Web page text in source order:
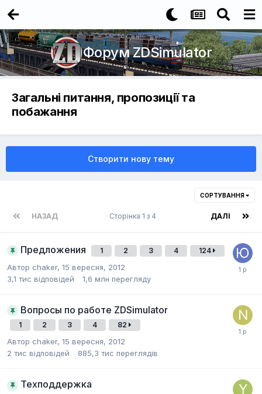
Форум ZDSimulator
Загальні питання, пропозиції та
побажання
Створити нову тему
СОРТУВАННЯ
НАЗАД ДАЛІ
Сторінка 1 з 4
Предложения 1 2 3 4 124
Автор chaker, 15 вересня, 2012
3,1 тис відповідей 1,6 млн перегляду
Вопросы по работе ZDSimulator
1 2 3 4 82
Автор chaker, 15 вересня, 2012
2 тис відповідей 885,3 тис переглядів
Техподдержка